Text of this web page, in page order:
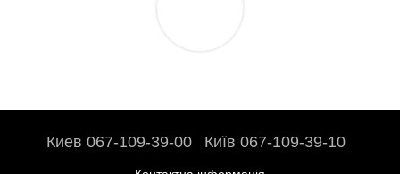
Киев 067-109-39-00 Київ 067-109-39-10